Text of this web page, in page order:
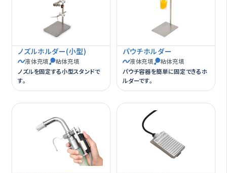
ノズルホルダー(小型)
液体充填
粘体充填
ノズルを固定する小型スタンドで
す。
パウチホルダー
液体充填
粘体充填
パウチ容器を簡単に固定できるホ
ルダーです。